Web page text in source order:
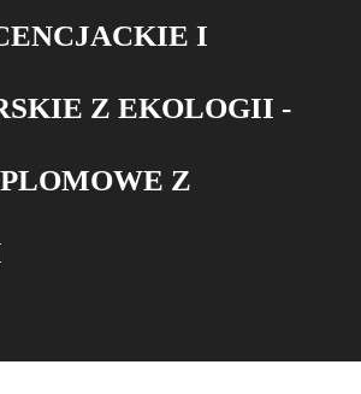
I
Z EKOLOGII -
Z